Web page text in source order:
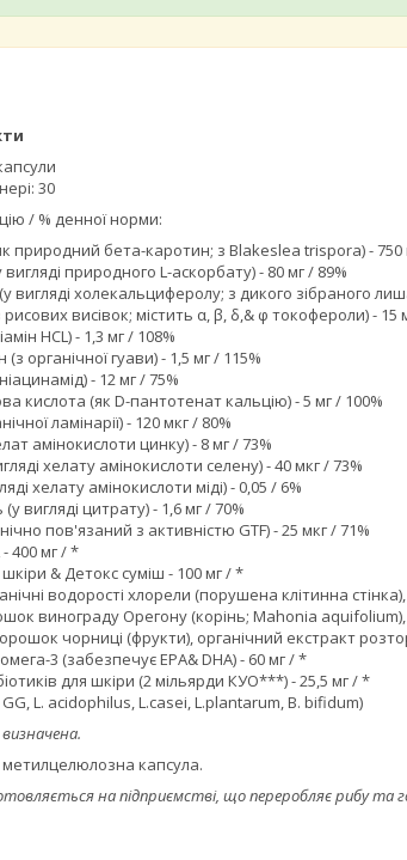
30
/ % денної норми:
природний бета-каротин; з Blakeslea trispora) - 750
вигляді природного L-аскорбату) - 80 мг / 89%
вигляді холекальциферолу; з дикого зібраного
рисових висівок; містить α, β, δ,& φ токофероли) - 15
HCL) - 1,3 мг / 108%
органічної гуави) - 1,5 мг / 115%
- 12 мг / 75%
кислота (як D-пантотенат кальцію) - 5 мг / 100%
ламінарії) - 120 мкг / 80%
амінокислоти цинку) - 8 мг / 73%
хелату амінокислоти селену) - 40 мкг / 73%
хелату амінокислоти міді) - 0,05 / 6%
вигляді цитрату) - 1,6 мг / 70%
пов'язаний з активністю GTF) - 25 мкг / 71%
- 400 мг / *
& Детокс суміш - 100 мг / *
водорості хлорели (порушена клітинна
винограду Орегону (корінь; Mahonia
чорниці (фрукти), органічний екстракт
3 (забезпечує EPA& DHA) - 60 мг / *
для шкіри (2 мільярди КУО***) - 25,5 мг / *
L. acidophilus, L.casei, L.plantarum, B. bifidum)
метилцелюлозна капсула.
на підприємстві, що переробляє рибу та